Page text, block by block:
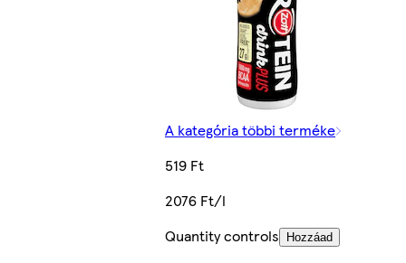
A kategória többi terméke
519 Ft
2076 Ft/l
Quantity controls
Hozzáad